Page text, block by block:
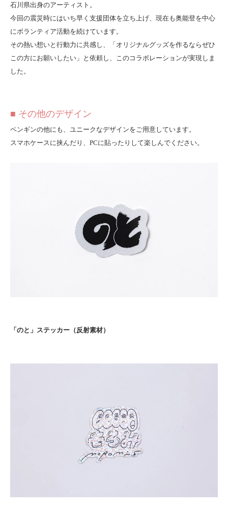
石川県出身のアーティスト。
今回の震災時にはいち早く支援団体を立ち上げ、現在も奥能登を中心
にボランティア活動を続けています。
その熱い想いと行動力に共感し、「オリジナルグッズを作るならぜひ
この方にお願いしたい」と依頼し、このコラボレーションが実現しま
した。
■ その他のデザイン
ペンギンの他にも、ユニークなデザインをご用意しています。
スマホケースに挟んだり、PCに貼ったりして楽しんでください。
「のと」ステッカー（反射素材）